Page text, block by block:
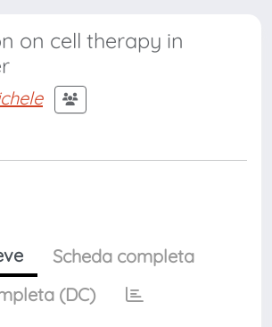
on cell therapy in
Scheda completa
(DC)